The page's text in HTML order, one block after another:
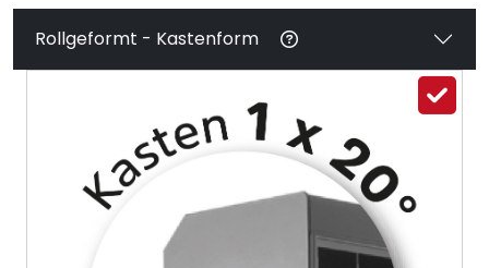
Rollgeformt - Kastenform